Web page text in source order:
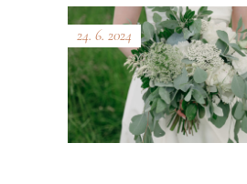
24. 6. 2024